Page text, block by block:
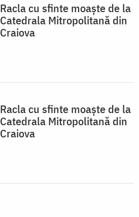
Racla cu sfinte moaște de la
Catedrala Mitropolitană din
Craiova
Racla cu sfinte moaște de la
Catedrala Mitropolitană din
Craiova